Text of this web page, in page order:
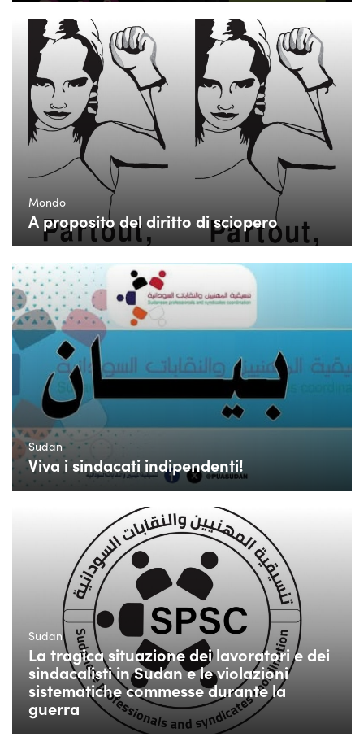
Mondo
A proposito del diritto di sciopero
Sudan
Viva i sindacati indipendenti!
Sudan
La tragica situazione dei lavoratori e dei
sindacalisti in Sudan e le violazioni
sistematiche commesse durante la
guerra